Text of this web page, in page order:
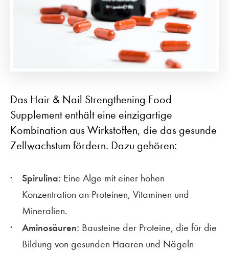
Das Hair & Nail Strengthening Food
Supplement enthält eine einzigartige
Kombination aus Wirkstoffen, die das gesunde
Zellwachstum fördern. Dazu gehören:
Spirulina: Eine Alge mit einer hohen
Konzentration an Proteinen, Vitaminen und
Mineralien.
Aminosäuren: Bausteine der Proteine, die für die
Bildung von gesunden Haaren und Nägeln